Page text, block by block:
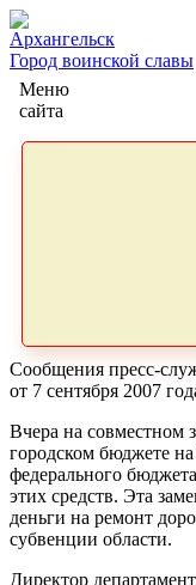
Архангельск
Город воинской славы
Меню
сайта
Сообщения пресс-
от 7 сентября 2007
Вчера на совместном
городском бюджете
федерального
этих средств. Эта
деньги на ремонт
субвенции области.
Директор